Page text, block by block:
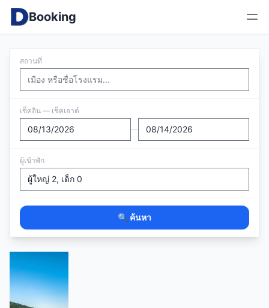
Booking
สถานที่
เช็คอิน — เช็คเอาต์
—
ผู้เข้าพัก
🔍 ค้นหา